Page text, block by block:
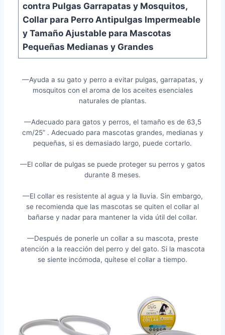
contra Pulgas Garrapatas y Mosquitos,
Collar para Perro Antipulgas Impermeable
y Tamaño Ajustable para Mascotas
Pequeñas Medianas y Grandes
—Ayuda a su gato y perro a evitar pulgas, garrapatas, y
mosquitos con el aroma de los aceites esenciales
naturales de plantas.
—Adecuado para gatos y perros, el tamaño es de 63,5
cm/25” . Adecuado para mascotas grandes, medianas y
pequeñas, si es demasiado largo, puede cortarlo.
—El collar de pulgas se puede proteger su perros y gatos
durante 8 meses.
—El collar es resistente al agua y la lluvia. Sin embargo,
se recomienda que las mascotas se quiten el collar al
bañarse y nadar para mantener la vida útil del collar.
—Después de ponerle un collar a su mascota, preste
atención a la reacción del perro y del gato. Si la mascota
se siente incómoda, quítese el collar a tiempo.